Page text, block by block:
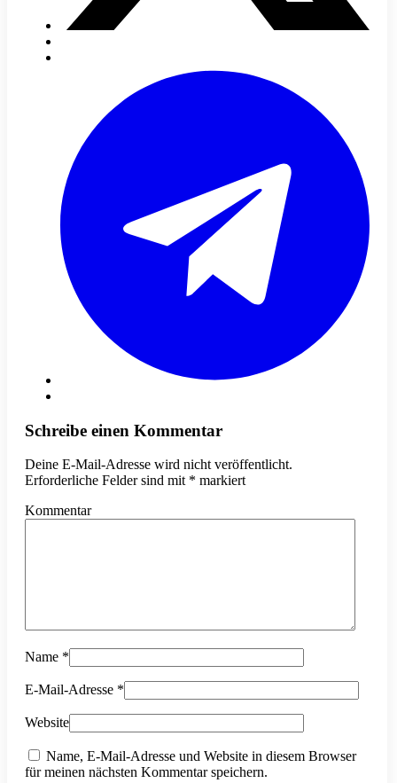
Schreibe einen Kommentar
Deine E-Mail-Adresse wird nicht veröffentlicht.
Erforderliche Felder sind mit * markiert
Kommentar
Name *
E-Mail-Adresse *
Website
Name, E-Mail-Adresse und Website in diesem Browser
für meinen nächsten Kommentar speichern.